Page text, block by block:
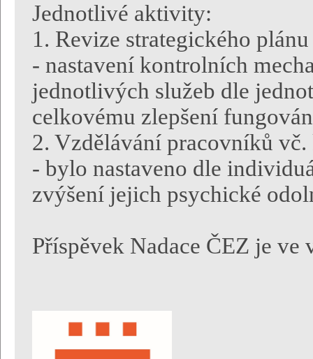
Jednotlivé aktivity:
1. Revize strategického plánu
- nastavení kontrolních
jednotlivých služeb dle
celkovému zlepšení
2. Vzdělávání pracovníků
- bylo nastaveno dle
zvýšení jejich psychické
Příspěvek Nadace ČEZ je ve